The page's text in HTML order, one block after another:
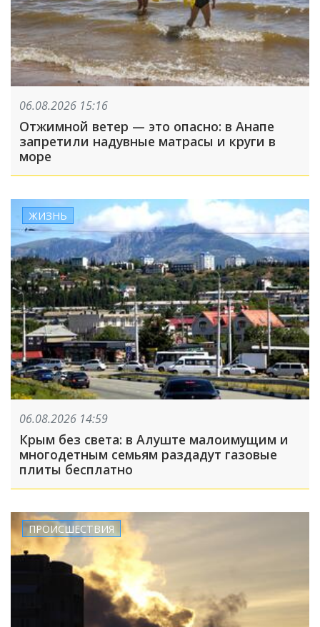
06.08.2026 15:16
Отжимной ветер — это опасно: в Анапе
запретили надувные матрасы и круги в
море
ЖИЗНЬ
06.08.2026 14:59
Крым без света: в Алуште малоимущим и
многодетным семьям раздадут газовые
плиты бесплатно
ПРОИСШЕСТВИЯ